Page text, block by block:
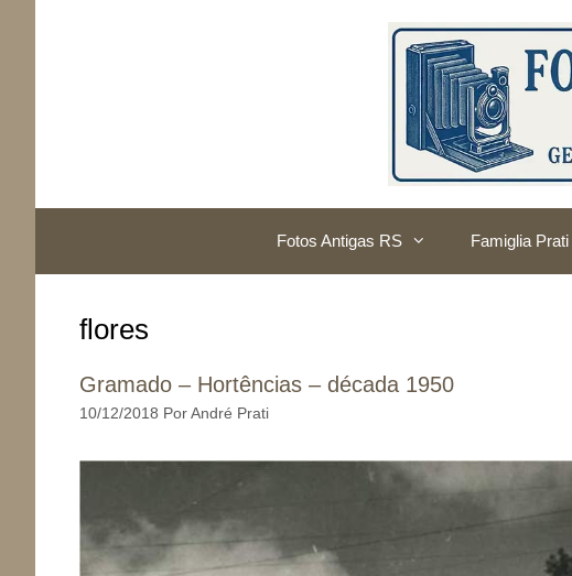
Fotos Antigas RS Famiglia Prati
flores
Gramado – Hortências – década 1950
10/12/2018 Por André Prati